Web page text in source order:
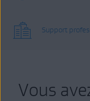
Support
Vous